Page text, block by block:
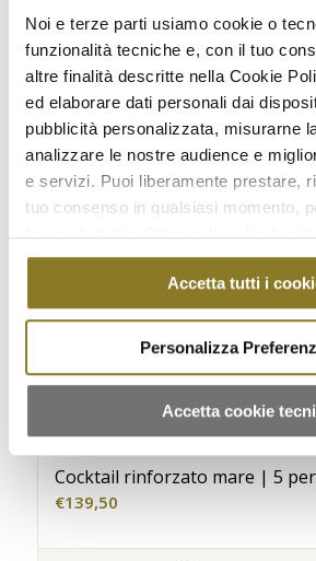
Noi e terze parti usiamo cookie o
funzionalità tecniche e, con il tuo
altre finalità descritte nella Cookie
ed elaborare dati personali dai
pubblicità personalizzata, misurarne
analizzare le nostre audience e
e servizi. Puoi liberamente prestare,
tuo consenso in qualsiasi momento,
tue preferenze. Cliccando sul
cookie" acconsenti all'uso di tali
finalità indicate. Cliccando sul
tecnici" acconsenti all'uso dei soli
Accetta tutti i
Personalizza
Accetta cookie
Cocktail rinforzato mare | 5
€139,50